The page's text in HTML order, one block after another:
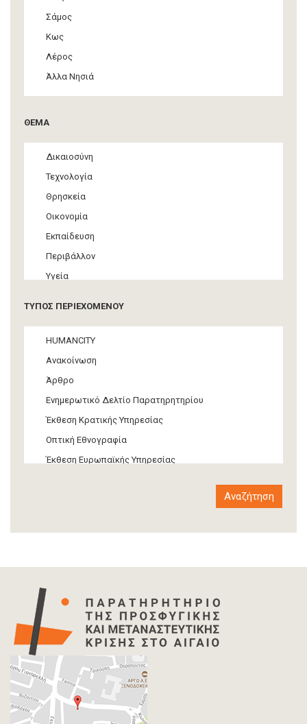
Σάμος
Κως
Λέρος
Άλλα Νησιά
ΘΕΜΑ
Δικαιοσύνη
Τεχνολογία
Θρησκεία
Οικονομία
Εκπαίδευση
Περιβάλλον
Υγεία
ΜΜΕ
Θεσμικές ρυθμίσεις
Υποστήριξη Προσφύγων και Μεταναστών
Υλικός πολιτισμός
Τέχνη
ΤΥΠΟΣ ΠΕΡΙΕΧΟΜΕΝΟΥ
HUMANCITY
Ανακοίνωση
Άρθρο
Ενημερωτικό Δελτίο Παρατηρητηρίου
Έκθεση Κρατικής Υπηρεσίας
Οπτική Εθνογραφία
Έκθεση Ευρωπαϊκής Υπηρεσίας
Info-graphic
Επιστολή
Συνέντευξη
Πρωτογενές υλικό
Φωτογραφία
Εκδηλώσεις